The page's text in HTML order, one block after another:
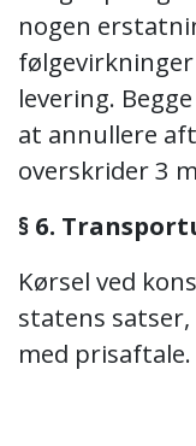
nogen
levering.
at annullere
overskrider 3
§ 6.
Kørsel ved
statens
med prisaftale.